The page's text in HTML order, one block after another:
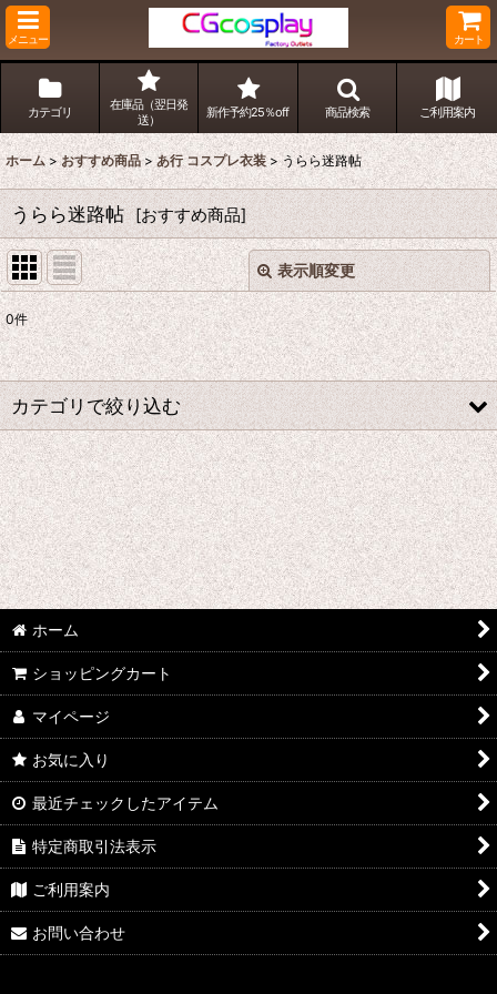
メニュー カート
カテゴリ
在庫品（翌日発
送）
新作予約25％off 商品検索 ご利用案内
ホーム > おすすめ商品 > あ行 コスプレ衣装 > うらら迷路帖
うらら迷路帖 [おすすめ商品]
表示順変更
表示数:
並び順:
絞り込む
閉じる
0件
カテゴリで絞り込む
あ行 コスプレ衣装 (全商品)
ウマ娘プリティーダービー
あんさんぶるスターズ
IdentityV
アズールレーン
王様ランキング
イケメン戦国 時をかける恋
イケメン革命 アリスと恋の魔法
イケメンヴァンパイア
A3!(エースリー)
俺を好きなのはお前だけかよ
ホーム
ショッピングカート
マイページ
お気に入り
最近チェックしたアイテム
特定商取引法表示
ご利用案内
お問い合わせ